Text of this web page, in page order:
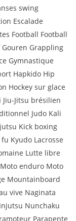
swing
Escalade
Football Football
Gouren Grappling
Gymnastique
Hapkido Hip
Hockey sur glace
Jiu-Jitsu brésilien
Judo Kali
Kick boxing
Kyudo Lacrosse
Lutte libre
enduro Moto
Mountainboard
vive Naginata
Nunchaku
Parapente